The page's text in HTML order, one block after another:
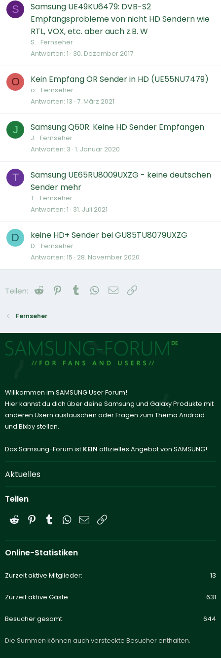
S
Samsung UE49KU6479: DVB-S2
Empfangsprobleme von nicht HD Sendern wie
RTL, VOX, etc. aber auch z.B. W
S. Fernseher
Antworten 1 30. Dezember 2017
O Kein Empfang ÖR Sender in HD (UE55NU7479)
o. Fernseher
Antworten 13 7. März 2021
J Samsung Q60R. Keine HD Sender Empfangen
J. Fernseher
Antworten 3 1. Januar 2020
T
Samsung UE65RU8009UXZG - keine deutschen
Sender mehr
T. Fernseher
Antworten 1 31. Juli 2021
D keine HD+ Sender bei GU85TU8079UXZG
D. Fernseher
Antworten 15 28. November 2020
Teilen: Reddit Pinterest
Tumblr WhatsApp
E-Mail
Fernseher
Willkommen im SAMSUNG User Forum!
Hier kannst du dich über deine Samsung und Galaxy Produkte mit
anderen Usern austauschen oder Fragen zum Thema Android
und Bixby stellen.
Das Samsung-Forum ist KEIN offizielles Angebot von SAMSUNG!
Aktuelles
Teilen
Reddit PinterestTumblrWhatsApp
E-Mail
Online-Statistiken
Zurzeit aktive Mitglieder 13
Zurzeit aktive Gäste 631
Besucher gesamt 644
Die Summen können auch versteckte Besucher enthalten.